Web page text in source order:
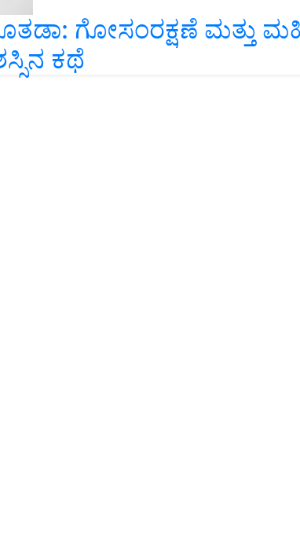
ಗೋಸಂರಕ್ಷಣೆ ಮತ್ತು
ಕಥೆ